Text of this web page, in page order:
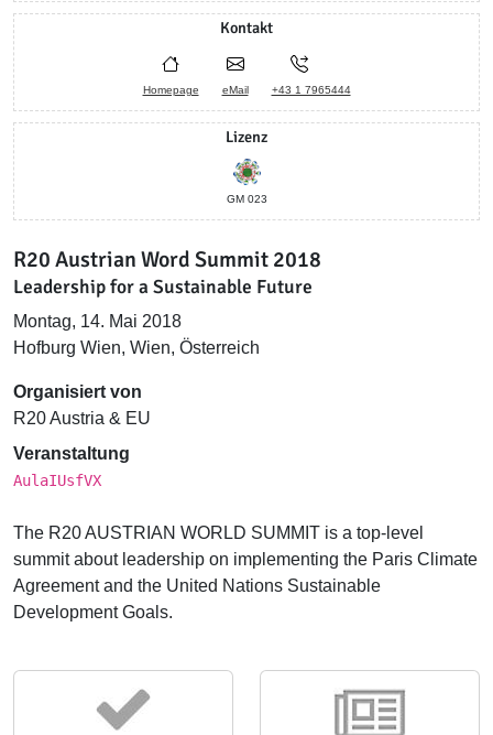
Kontakt
Homepage eMail +43 1 7965444
Lizenz
GM 023
R20 Austrian Word Summit 2018
Leadership for a Sustainable Future
Montag, 14. Mai 2018
Hofburg Wien, Wien, Österreich
Organisiert von
R20 Austria & EU
Veranstaltung
AulaIUsfVX
The R20 AUSTRIAN WORLD SUMMIT is a top-level
summit about leadership on implementing the Paris Climate
Agreement and the United Nations Sustainable
Development Goals.